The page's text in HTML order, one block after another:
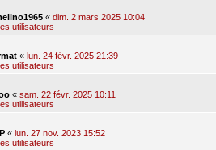
« dim. 2 mars 2025 10:04
utilisateurs
« lun. 24 févr. 2025 21:39
utilisateurs
« sam. 22 févr. 2025 10:11
utilisateurs
« lun. 27 nov. 2023 15:52
utilisateurs